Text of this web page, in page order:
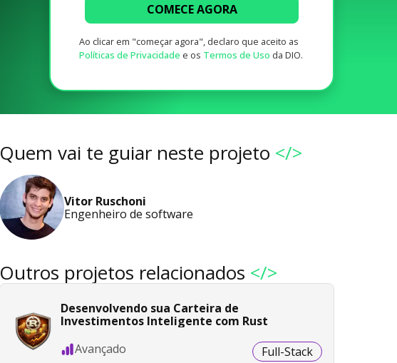
COMECE AGORA
Ao clicar em "começar agora", declaro que aceito as
Políticas de Privacidade e os Termos de Uso da DIO.
Quem vai te guiar neste projeto </>
Vitor Ruschoni
Engenheiro de software
Outros projetos relacionados </>
Desenvolvendo sua Carteira de
Investimentos Inteligente com Rust
Avançado
Full-Stack